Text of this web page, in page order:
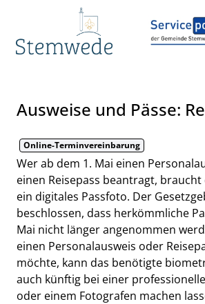
Zum Hauptinhalt springen
Zum Hauptinhalt
Ausweise und Pässe:
Online-Terminvereinbarung
Kurzbeschreibung
Wer ab dem 1. Mai einen
einen Reisepass beantragt,
ein digitales Passfoto. Der
beschlossen, dass herkömmliche
Mai nicht länger angenommen
einen Personalausweis oder
möchte, kann das benötigte
auch künftig bei einer
oder einem Fotografen machen